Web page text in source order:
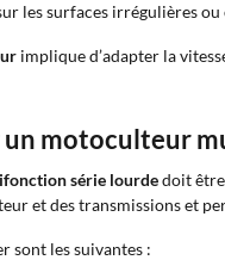
les surfaces irrégulières ou
implique d’adapter la
motoculteur
série lourdedoit
et des transmissions et
sont les suivantes :